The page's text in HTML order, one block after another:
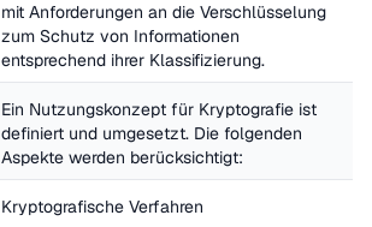
mit Anforderungen an die Verschlüsselung
zum Schutz von Informationen
entsprechend ihrer Klassifizierung.
Ein Nutzungskonzept für Kryptografie ist
definiert und umgesetzt. Die folgenden
Aspekte werden berücksichtigt:
Kryptografische Verfahren